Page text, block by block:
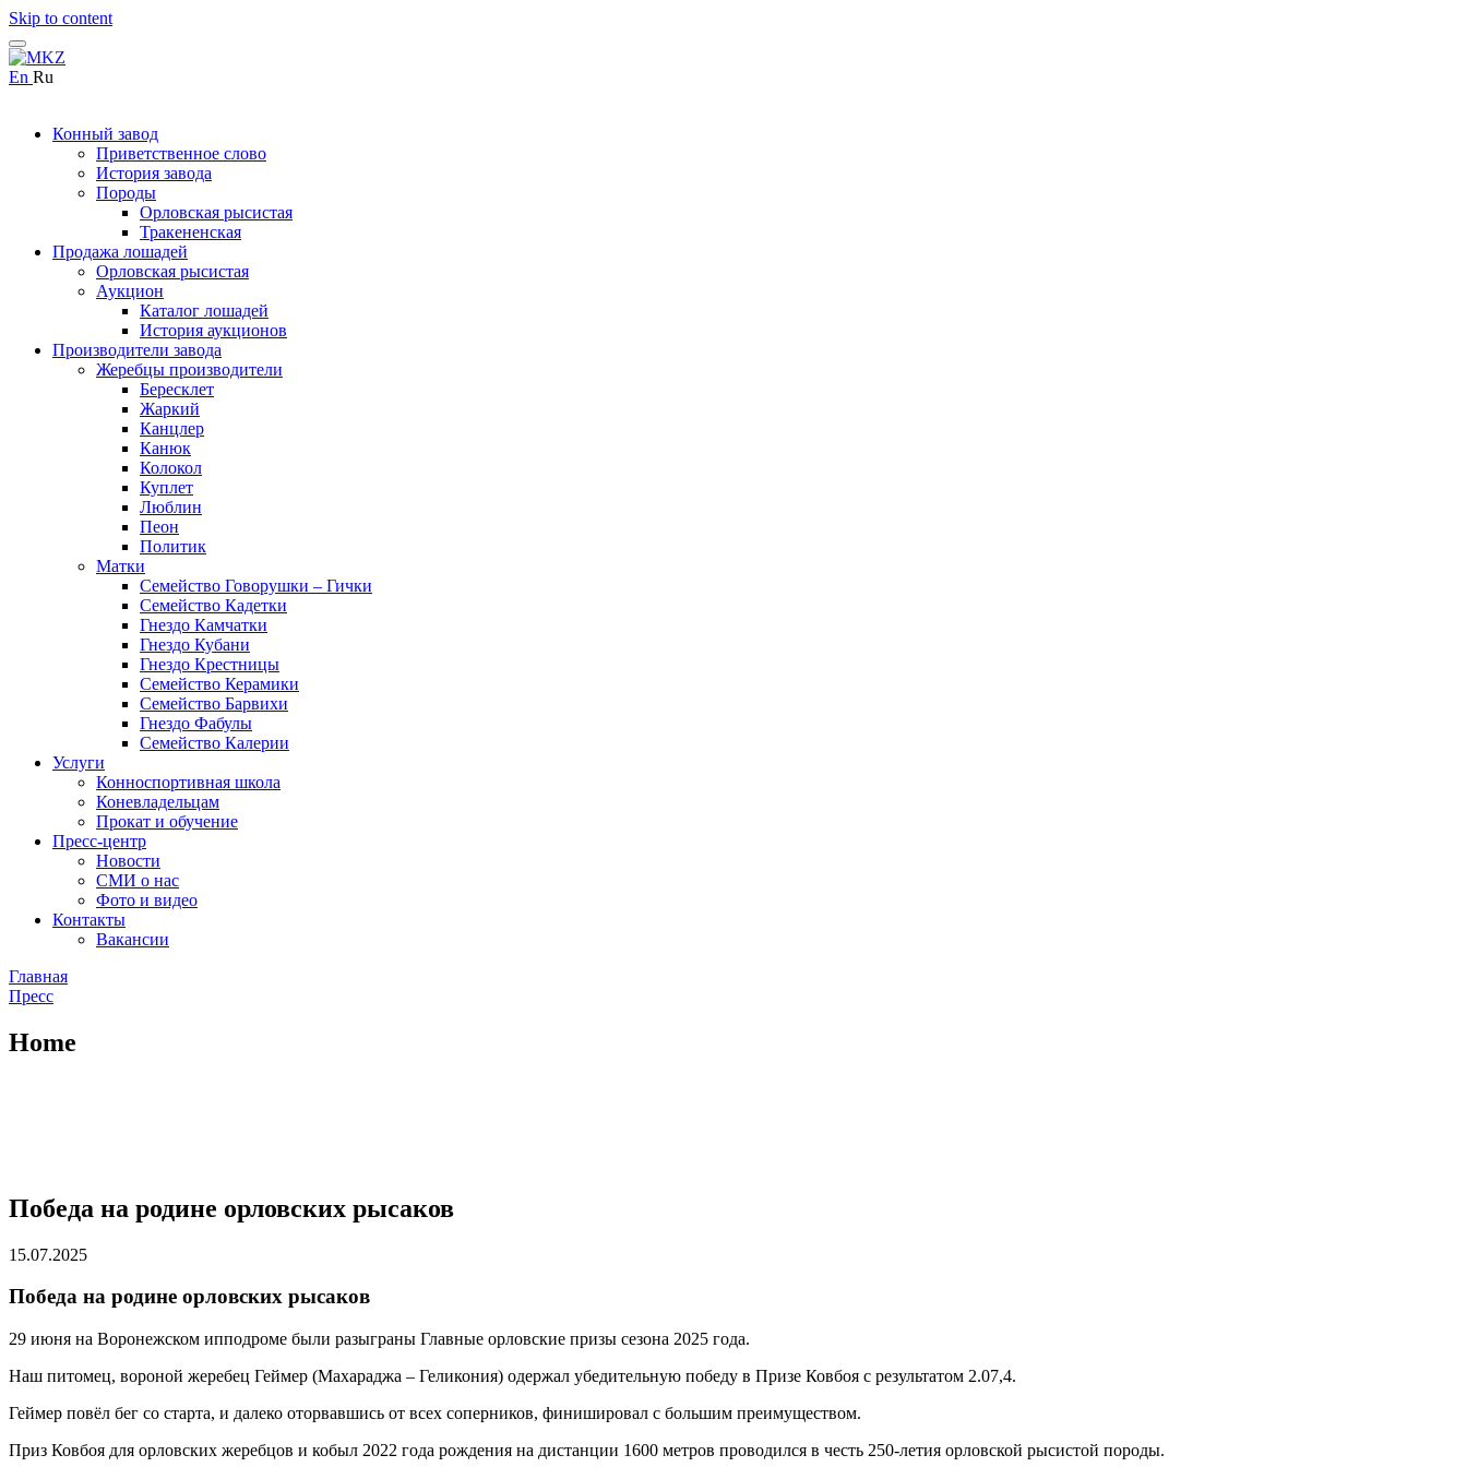
Skip to content
En Ru
Конный завод
Приветственное слово
История завода
Породы
Орловская рысистая
Тракененская
Продажа лошадей
Орловская рысистая
Аукцион
Каталог лошадей
История аукционов
Производители завода
Жеребцы производители
Бересклет
Жаркий
Канцлер
Канюк
Колокол
Куплет
Люблин
Пеон
Политик
Матки
Семейство Говорушки – Гички
Семейство Кадетки
Гнездо Камчатки
Гнездо Кубани
Гнездо Крестницы
Семейство Керамики
Семейство Барвихи
Гнездо Фабулы
Семейство Калерии
Услуги
Конноспортивная школа
Коневладельцам
Прокат и обучение
Пресс-центр
Новости
СМИ о нас
Фото и видео
Контакты
Вакансии
Главная
Пресс
Home
Победа на родине орловских рысаков
15.07.2025
Победа на родине орловских рысаков
29 июня на Воронежском ипподроме были разыграны Главные орловские призы сезона 2025 года.
Наш питомец, вороной жеребец Геймер (Махараджа – Геликония) одержал убедительную победу в Призе Ковбоя с результатом 2.07,4.
Геймер повёл бег со старта, и далеко оторвавшись от всех соперников, финишировал с большим преимуществом.
Приз Ковбоя для орловских жеребцов и кобыл 2022 года рождения на дистанции 1600 метров проводился в честь 250-летия орловской рысистой породы.